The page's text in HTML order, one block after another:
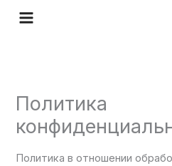
Политика
Политика в отношении